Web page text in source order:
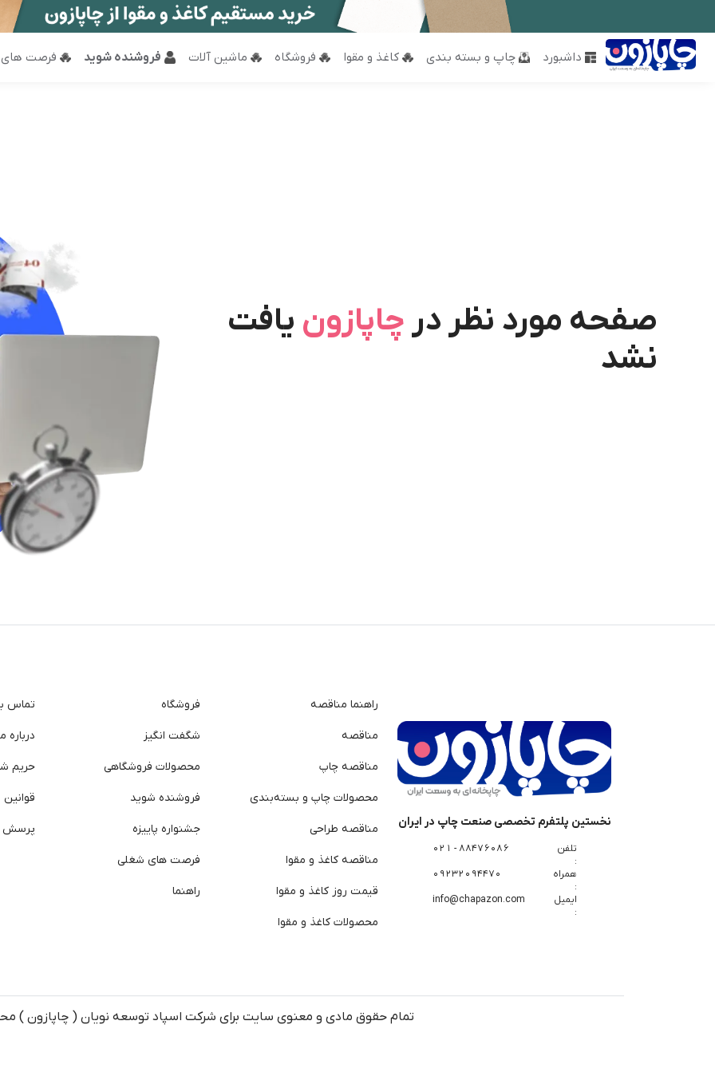
داشبورد چاپ و بسته بندی کاغذ و مقوا فروشگاه ماشین آلات فروشنده شوید فرصت
صفحه مورد نظر درچاپازون یافت
نشد
نخستین پلتفرم تخصصی صنعت چاپ در ایران
تلفن
:
88476086 - 021
همراه
:
09232094470
ایمیل
:
info@chapazon.com
راهنما مناقصه
مناقصه
مناقصه چاپ
محصولات چاپ و بسته‌بندی
مناقصه طراحی
مناقصه کاغذ و مقوا
قیمت روز کاغذ و مقوا
محصولات کاغذ و مقوا
فروشگاه
شگفت انگیز
محصولات فروشگاهی
فروشنده شوید
جشنواره پاییزه
فرصت های شغلی
راهنما
تماس
درباره
حریم
پرسش
تمام حقوق مادی و معنوی سایت برای شرکت اسپاد توسعه نویان ( چاپازون )